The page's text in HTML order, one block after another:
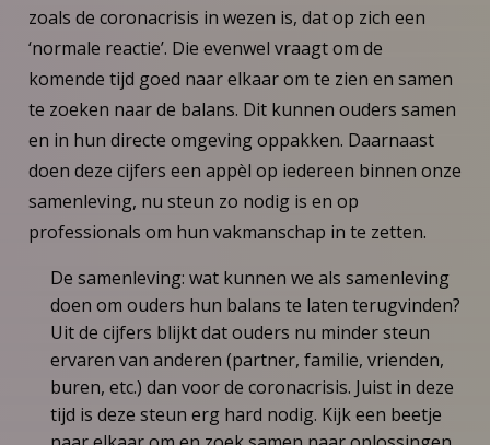
zoals de coronacrisis in wezen is, dat op zich een
‘normale reactie’. Die evenwel vraagt om de
komende tijd goed naar elkaar om te zien en samen
te zoeken naar de balans. Dit kunnen ouders samen
en in hun directe omgeving oppakken. Daarnaast
doen deze cijfers een appèl op iedereen binnen onze
samenleving, nu steun zo nodig is en op
professionals om hun vakmanschap in te zetten.
De samenleving: wat kunnen we als samenleving
doen om ouders hun balans te laten terugvinden?
Uit de cijfers blijkt dat ouders nu minder steun
ervaren van anderen (partner, familie, vrienden,
buren, etc.) dan voor de coronacrisis. Juist in deze
tijd is deze steun erg hard nodig. Kijk een beetje